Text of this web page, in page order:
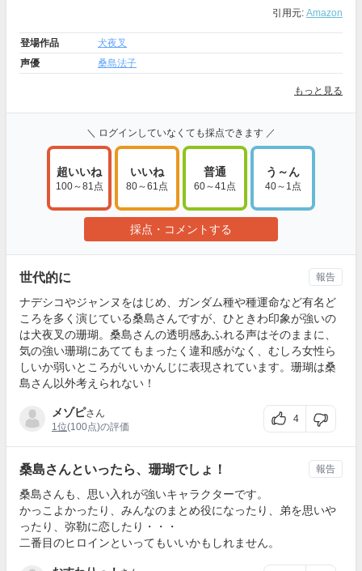
引用元: Amazon
登場作品
犬夜叉
声優
桑島法子
もっと見る
＼ ログインしていなくても採点できます ／
超いいね
100～81点
いいね
80～61点
普通
60～41点
う～ん
40～1点
採点・コメントする
世代的に
ナデシコやジャンヌをはじめ、ガンダム種や種運命など有名ど
ころを多く演じている桑島さんですが、ひときわ印象が強いの
は犬夜叉の珊瑚。桑島さんの透明感あふれる声はそのままに、
気の強い珊瑚にあててもまったく違和感がなく、むしろ女性ら
しいか弱いところがいいかんじに表現されています。珊瑚は桑
島さん以外考えられない！
メゾピさん
1位(100点)の評価
4
報告
桑島さんといったら、珊瑚でしょ！
桑島さんも、思い入れが強いキャラクターです。
かっこよかったり、みんなのまとめ役になったり、弟を思いや
ったり、弥勒に恋したり・・・
二番目のヒロインといってもいいかもしれません。
報告